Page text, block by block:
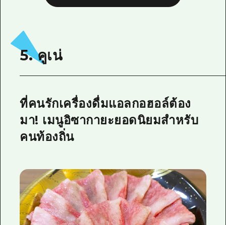
5. คูเน่
ที่คนรักเครื่องดื่มแอลกอฮอล์ต้อง
มา! เมนูอิซากายะยอดนิยมสำหรับ
คนท้องถิ่น